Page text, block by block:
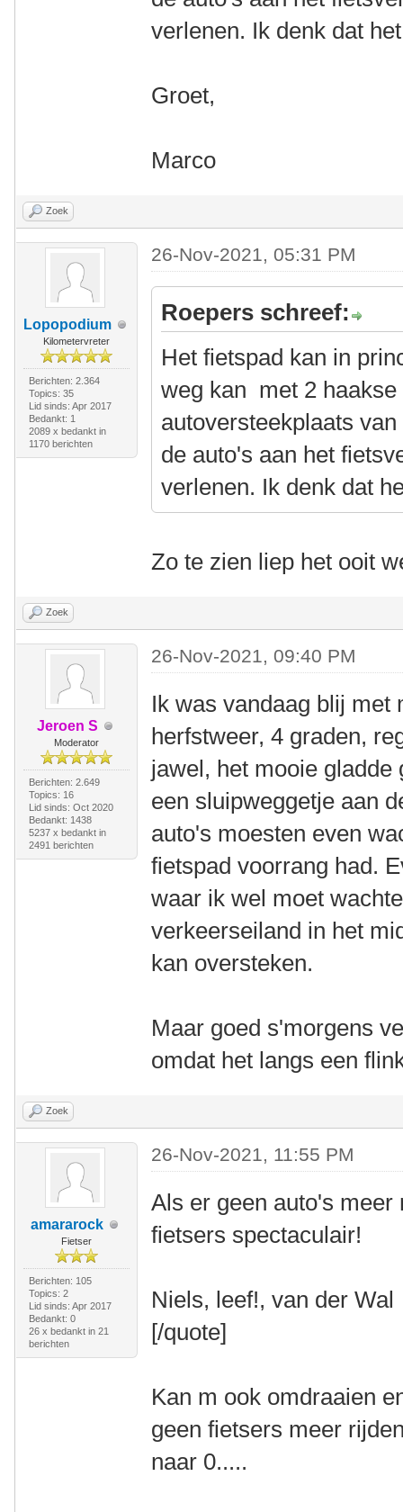
verlenen. Ik denk dat
Groet,
Marco
Zoek
Lopopodium
Kilometervreter
Berichten: 2.364
Topics: 35
Lid sinds: Apr 2017
Bedankt: 1
2089 x bedankt in
1170 berichten
26-Nov-2021, 05:31 PM
Roepers schreef:
Het fietspad kan in
weg kan met 2 haakse
autoversteekplaats
de auto's aan het
verlenen. Ik denk dat
Zo te zien liep het ooit
Zoek
Jeroen S
Moderator
Berichten: 2.649
Topics: 16
Lid sinds: Oct 2020
Bedankt: 1438
5237 x bedankt in
2491 berichten
26-Nov-2021, 09:40 PM
Ik was vandaag blij met
herfstweer, 4 graden,
jawel, het mooie
een sluipweggetje aan
auto's moesten even
fietspad voorrang had.
waar ik wel moet
verkeerseiland in het
kan oversteken.
Maar goed s'morgens
omdat het langs een
Zoek
amararock
Fietser
Berichten: 105
Topics: 2
Lid sinds: Apr 2017
Bedankt: 0
26 x bedankt in 21
berichten
26-Nov-2021, 11:55 PM
Als er geen auto's
fietsers spectaculair!
Niels, leef!, van der Wal
[/quote]
Kan m ook omdraaien
geen fietsers meer
naar 0.....